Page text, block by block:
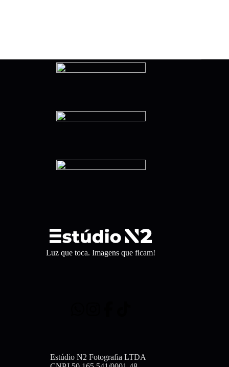
Luz que toca. Imagens que ficam!
Estúdio N2 Fotografia LTDA